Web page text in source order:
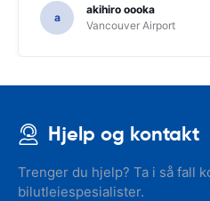
a
akihiro oooka
Vancouver Airport
Hjelp og kontakt
Trenger du hjelp? Ta i så fall
bilutleiespesialister.